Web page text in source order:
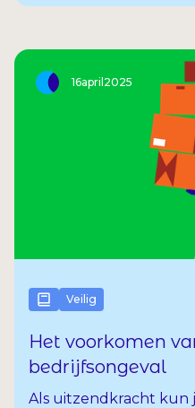
heeft invloed op het
dit te verbergen. Maar
alsnog helpen?
16april 2025
Veilig
Het voorkomen
bedrijfsongeval
Als uitzendkracht kun